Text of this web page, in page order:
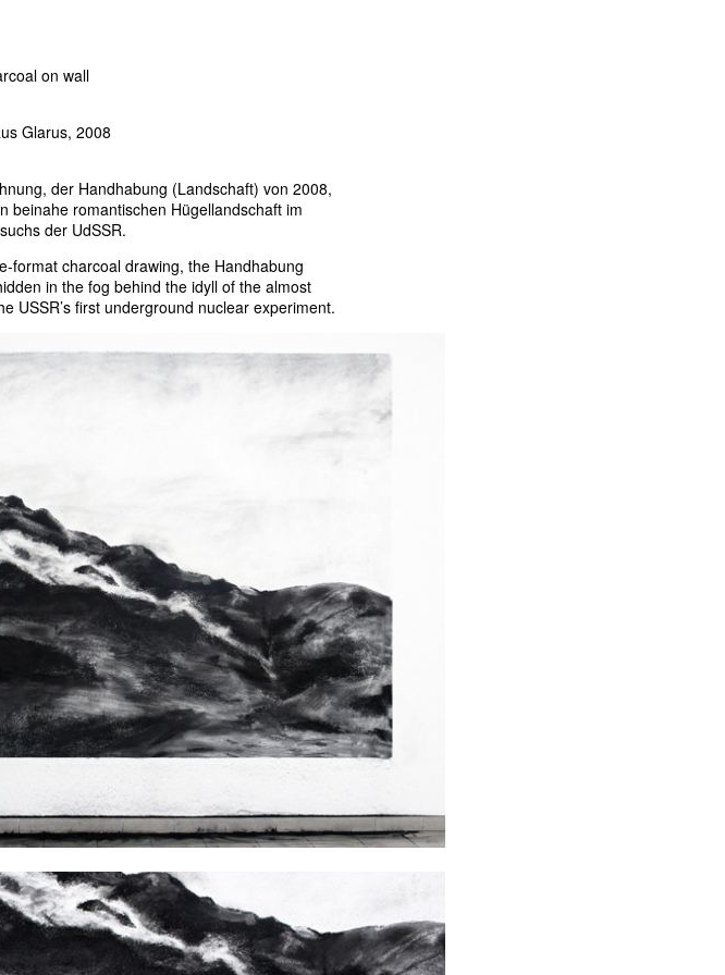
on wall
Glarus, 2008
der Handhabung (Landschaft) von 2008,
beinahe romantischen Hügellandschaft im
der UdSSR.
format charcoal drawing, the Handhabung
in the fog behind the idyll of the almost
USSR’s first underground nuclear experiment.